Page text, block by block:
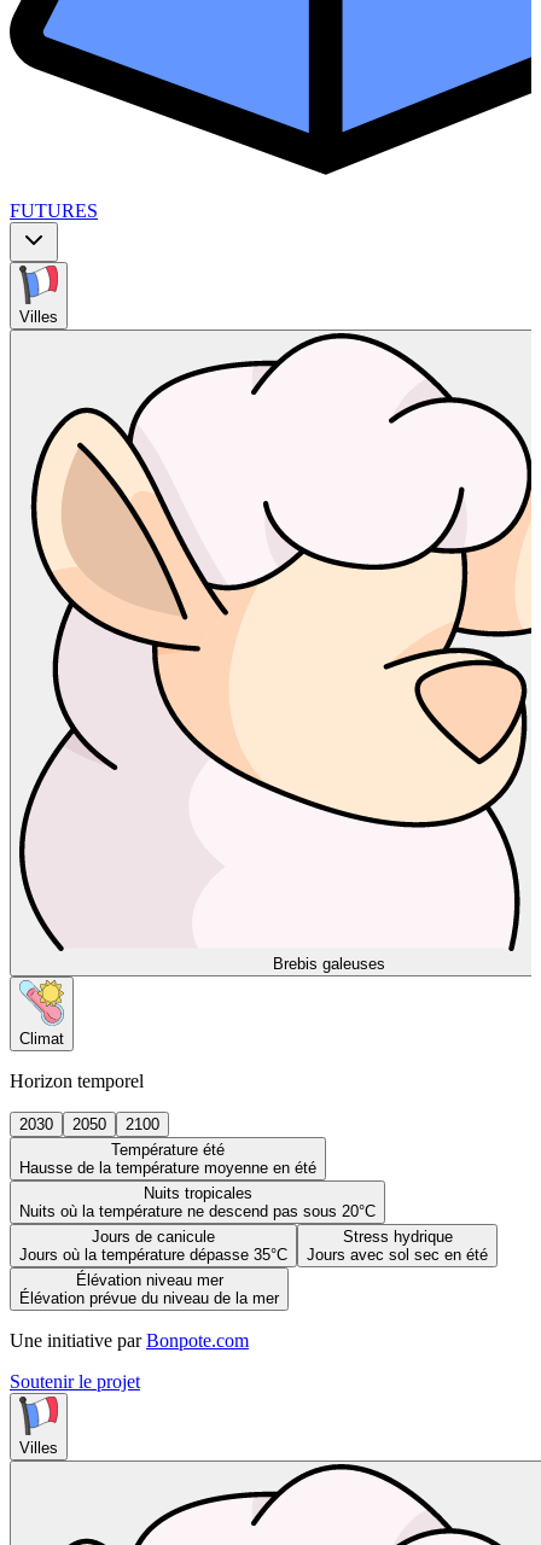
FUTURES
Villes
Brebis galeuses
Climat
Horizon temporel
2030 2050
2100
Température été
Hausse de la température moyenne en été
Nuits tropicales
Nuits où la température ne descend pas sous 20°C
Jours de canicule
Jours où la température dépasse 35°C
Stress hydrique
Jours avec sol sec en été
Élévation niveau mer
Élévation prévue du niveau de la mer
Une initiative par Bonpote.com
Soutenir le projet
Villes